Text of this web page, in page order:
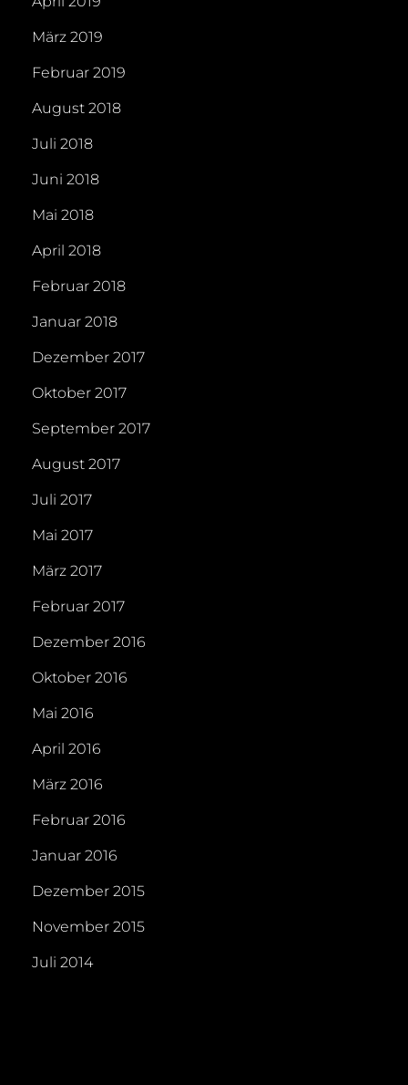
März 2019
Februar 2019
August 2018
Juli 2018
Juni 2018
Mai 2018
April 2018
Februar 2018
Januar 2018
Dezember 2017
Oktober 2017
September 2017
August 2017
Juli 2017
Mai 2017
März 2017
Februar 2017
Dezember 2016
Oktober 2016
Mai 2016
April 2016
März 2016
Februar 2016
Januar 2016
Dezember 2015
November 2015
Juli 2014